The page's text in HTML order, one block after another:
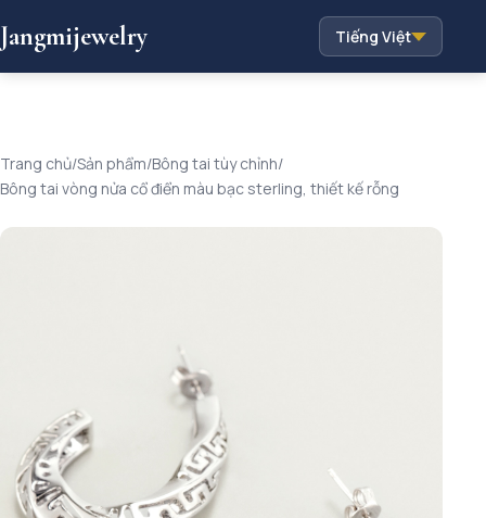
Jangmijewelry Tiếng Việt
Trang chủ/Sản phẩm/Bông tai tùy chỉnh/
Bông tai vòng nửa cổ điển màu bạc sterling, thiết kế rỗng